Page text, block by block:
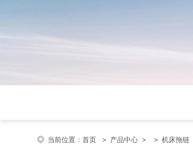
当前位置： 首页 > 产品中心 > > 机床拖链